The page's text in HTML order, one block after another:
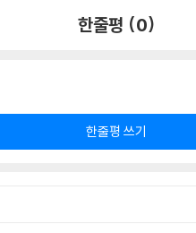
한줄평 (0)
한줄평 쓰기